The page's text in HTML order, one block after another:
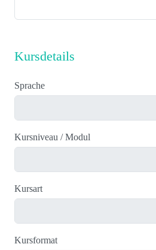
Kursdetails
Sprache
Kursniveau / Modul
Kursart
Kursformat